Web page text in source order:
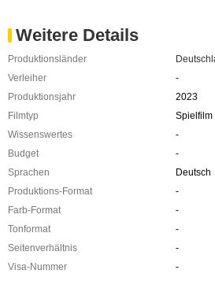
Weitere Details
Produktionsländer
Verleiher
-
Produktionsjahr
2023
Filmtyp
Spielfilm
Wissenswertes
-
Budget
-
Sprachen
Deutsch
Produktions-Format
-
Farb-Format
-
Tonformat
-
Seitenverhältnis
-
Visa-Nummer
-